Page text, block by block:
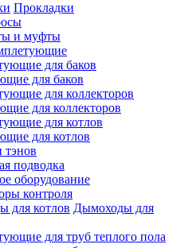
Прокладки
и муфты
для баков
для коллекторов
для котлов
тэнов
подводка
оборудование
контроля
Дымоходы для